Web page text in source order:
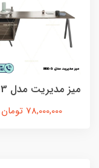
میز مدیریت مدل MK-3
78,000,000 تومان